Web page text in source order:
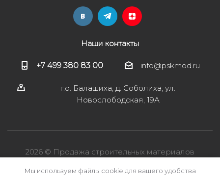
Наши контакты
+7 499 380 83 00 info@pskmod.ru
г.о. Балашиха, д. Соболиха, ул.
Новослободская, 19А
2026 © Продажа строительных материалов
Мы используем файлы cookie для вашего удобства